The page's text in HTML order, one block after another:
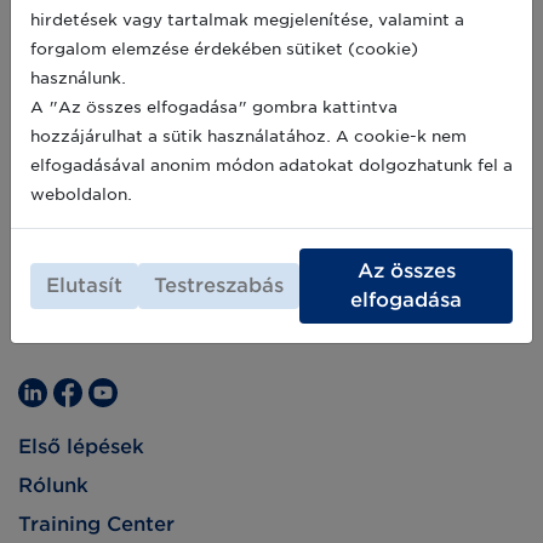
fókusztémája az ősszel újrainduló GS1
Egészségügyi szakértőképzés volt.
Első lépések
Rólunk
Training Center
hirdetések vagy tartalmak megjelenítése, valamint a
forgalom elemzése érdekében sütiket (cookie)
használunk.
A "Az összes elfogadása" gombra kattintva
hozzájárulhat a sütik használatához. A cookie-k nem
elfogadásával anonim módon adatokat dolgozhatunk fel a
weboldalon.
Elutasít Testreszabás
Az összes
elfogadása